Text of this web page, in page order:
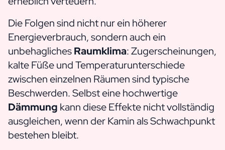
Die Folgen sind nicht nur ein höherer
Energieverbrauch, sondern auch ein
unbehaglichesRaumklima: Zugerscheinungen,
kalte Füße und Temperaturunterschiede
zwischen einzelnen Räumen sind typische
Beschwerden. Selbst eine hochwertige
Dämmung kann diese Effekte nicht vollständig
ausgleichen, wenn der Kamin als Schwachpunkt
bestehen bleibt.